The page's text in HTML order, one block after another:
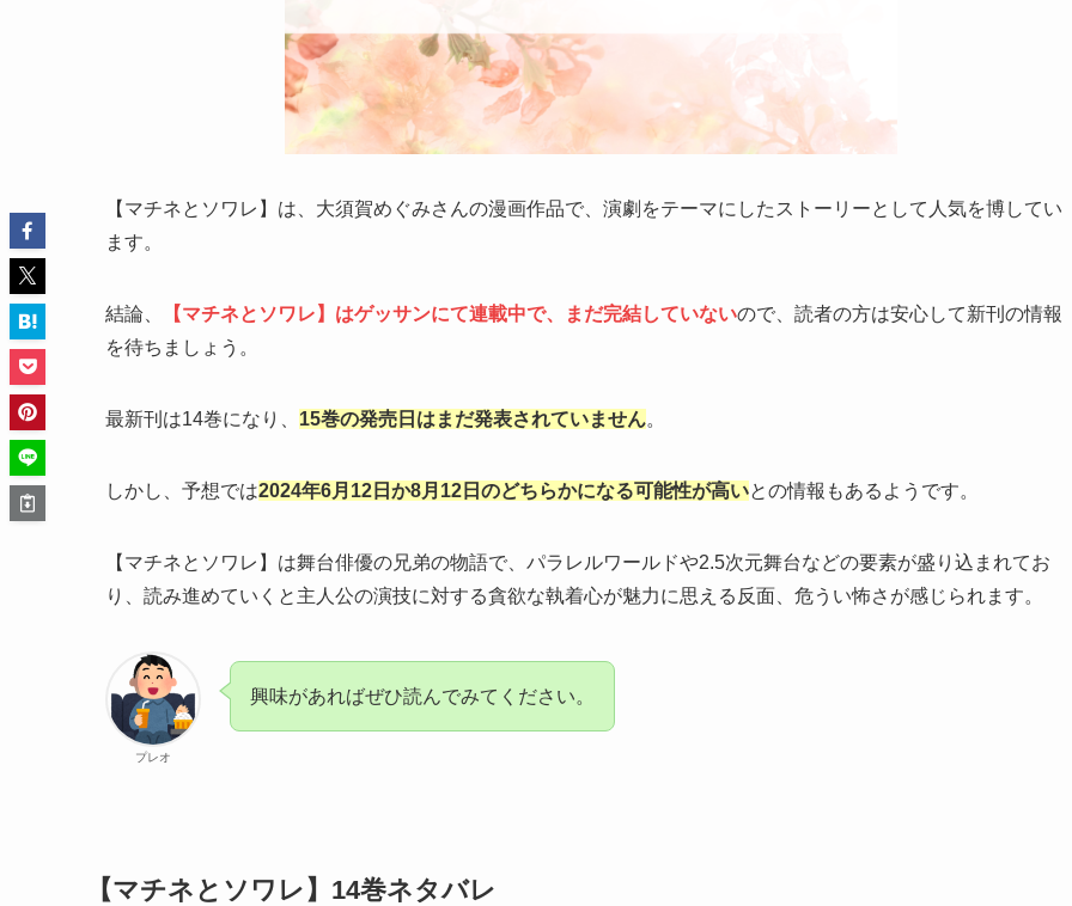
【マチネとソワレ】は、大須賀めぐみさんの漫画作品で、演劇をテーマにしたストーリーとして人気を博してい
ます。
結論、 【マチネとソワレ】はゲッサンにて連載中で、まだ完結していないので、読者の方は安心して新刊の情報
を待ちましょう。
最新刊は14巻になり、 15巻の発売日はまだ発表されていません。
しかし、予想では2024年6月12日か8月12日のどちらかになる可能性が高いとの情報もあるようです。
【マチネとソワレ】は舞台俳優の兄弟の物語で、パラレルワールドや2.5次元舞台などの要素が盛り込まれてお
り、読み進めていくと主人公の演技に対する貪欲な執着心が魅力に思える反面、危うい怖さが感じられます。
プレオ
興味があればぜひ読んでみてください。
【マチネとソワレ】14巻ネタバレ